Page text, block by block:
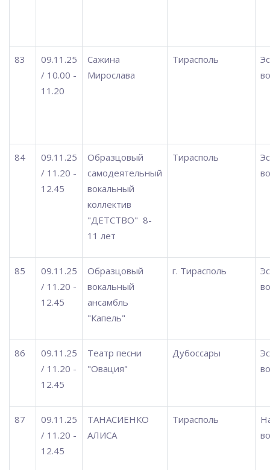
83
09.11.25
/ 10.00 -
11.20
Сажина
Мирослава
Тирасполь
84
09.11.25
/ 11.20 -
12.45
Образцовый
самодеятельный
вокальный
коллектив
"ДЕТСТВО" 8-
11 лет
Тирасполь
85
09.11.25
/ 11.20 -
12.45
Образцовый
вокальный
ансамбль
"Капель"
г. Тирасполь
86
09.11.25
/ 11.20 -
12.45
Театр песни
"Овация"
Дубоссары
87
09.11.25
/ 11.20 -
12.45
ТАНАСИЕНКО
АЛИСА
Тирасполь